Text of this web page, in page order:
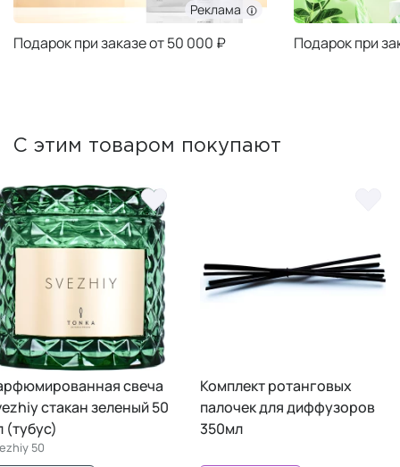
Реклама
Подарок при заказе от 50 000 ₽ Подарок при
С этим товаром покупают
свеча
стакан зеленый 50
(тубус)
50
Комплект ротанговых
палочек для диффузоров
350мл